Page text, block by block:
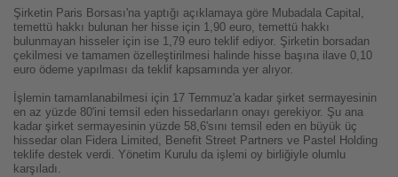
Şirketin Paris Borsası'na yaptığı açıklamaya göre Mubadala Capital,
temettü hakkı bulunan her hisse için 1,90 euro, temettü hakkı
bulunmayan hisseler için ise 1,79 euro teklif ediyor. Şirketin borsadan
çekilmesi ve tamamen özelleştirilmesi halinde hisse başına ilave 0,10
euro ödeme yapılması da teklif kapsamında yer alıyor.
İşlemin tamamlanabilmesi için 17 Temmuz'a kadar şirket sermayesinin
en az yüzde 80'ini temsil eden hissedarların onayı gerekiyor. Şu ana
kadar şirket sermayesinin yüzde 58,6'sını temsil eden en büyük üç
hissedar olan Fidera Limited, Benefit Street Partners ve Pastel Holding
teklife destek verdi. Yönetim Kurulu da işlemi oy birliğiyle olumlu
karşıladı.